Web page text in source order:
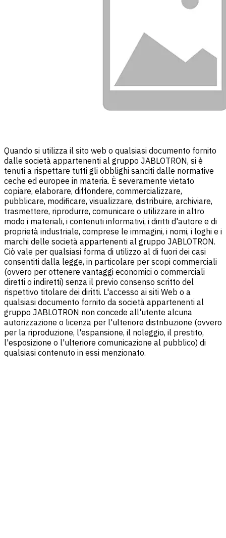
Quando si utilizza il sito web o qualsiasi documento fornito
dalle società appartenenti al gruppo JABLOTRON, si è
tenuti a rispettare tutti gli obblighi sanciti dalle normative
ceche ed europee in materia. È severamente vietato
copiare, elaborare, diffondere, commercializzare,
pubblicare, modificare, visualizzare, distribuire, archiviare,
trasmettere, riprodurre, comunicare o utilizzare in altro
modo i materiali, i contenuti informativi, i diritti d'autore e di
proprietà industriale, comprese le immagini, i nomi, i loghi e i
marchi delle società appartenenti al gruppo JABLOTRON.
Ciò vale per qualsiasi forma di utilizzo al di fuori dei casi
consentiti dalla legge, in particolare per scopi commerciali
(ovvero per ottenere vantaggi economici o commerciali
diretti o indiretti) senza il previo consenso scritto del
rispettivo titolare dei diritti. L'accesso ai siti Web o a
qualsiasi documento fornito da società appartenenti al
gruppo JABLOTRON non concede all'utente alcuna
autorizzazione o licenza per l'ulteriore distribuzione (ovvero
per la riproduzione, l'espansione, il noleggio, il prestito,
l'esposizione o l'ulteriore comunicazione al pubblico) di
qualsiasi contenuto in essi menzionato.